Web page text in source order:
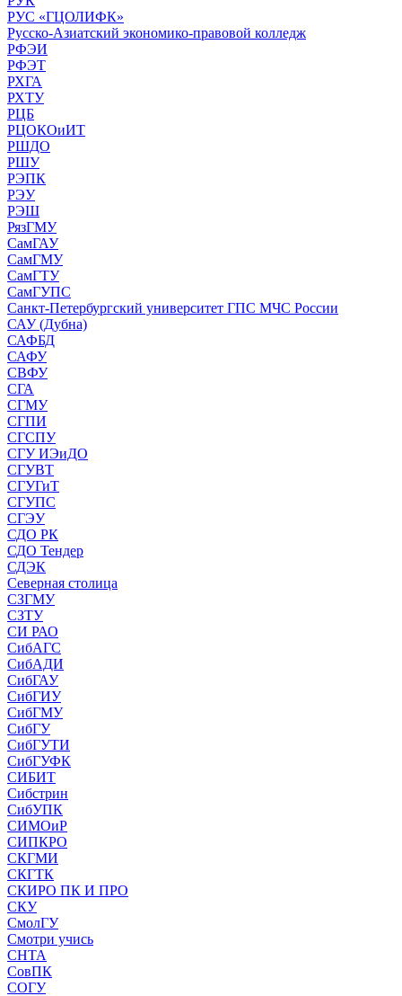
РУС «ГЦОЛИФК»
Русско-Азиатский экономико-правовой колледж
РФЭИ
РФЭТ
РХГА
РХТУ
РЦБ
РЦОКОиИТ
РШДО
РШУ
РЭПК
РЭУ
РЭШ
РязГМУ
СамГАУ
СамГМУ
СамГТУ
СамГУПС
Санкт-Петербургский университет ГПС МЧС России
САУ (Дубна)
САФБД
САФУ
СВФУ
СГА
СГМУ
СГПИ
СГСПУ
СГУ ИЭиДО
СГУВТ
СГУГиТ
СГУПС
СГЭУ
СДО РК
СДО Тендер
СДЭК
Северная столица
СЗГМУ
СЗТУ
СИ РАО
СибАГС
СибАДИ
СибГАУ
СибГИУ
СибГМУ
СибГУ
СибГУТИ
СибГУФК
СИБИТ
Сибстрин
СибУПК
СИМОиР
СИПКРО
СКГМИ
СКГТК
СКИРО ПК И ПРО
СКУ
СмолГУ
Смотри учись
СНТА
СовПК
СОГУ